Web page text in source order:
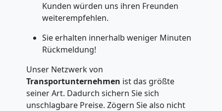
Kunden würden uns ihren Freunden
weiterempfehlen.
Sie erhalten innerhalb weniger Minuten
Rückmeldung!
Unser Netzwerk von
Transportunternehmen ist das größte
seiner Art. Dadurch sichern Sie sich
unschlagbare Preise. Zögern Sie also nicht